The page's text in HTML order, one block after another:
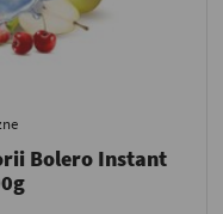
Bolero Instant